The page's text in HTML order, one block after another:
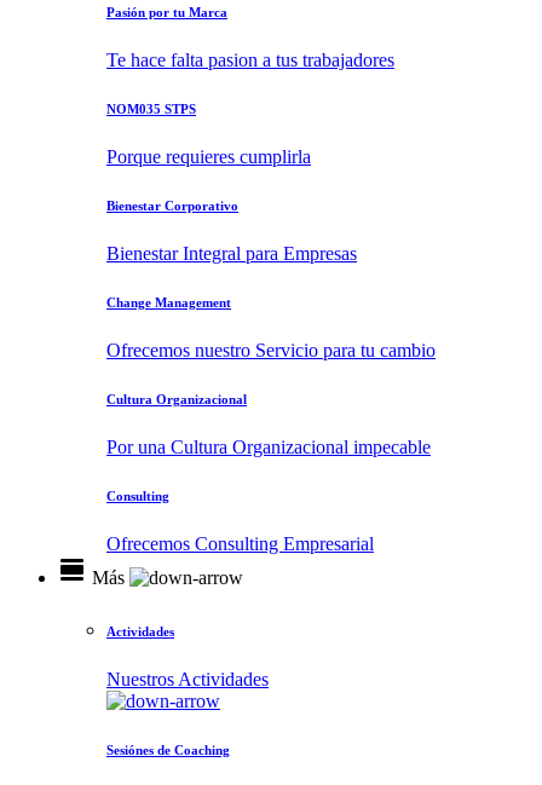
Pasión por tu Marca
Te hace falta pasion a tus trabajadores
NOM035 STPS
Porque requieres cumplirla
Bienestar Corporativo
Bienestar Integral para Empresas
Change Management
Ofrecemos nuestro Servicio para tu cambio
Cultura Organizacional
Por una Cultura Organizacional impecable
Consulting
Ofrecemos Consulting Empresarial
view_day Más
Actividades
Nuestros Actividades
Sesiónes de Coaching